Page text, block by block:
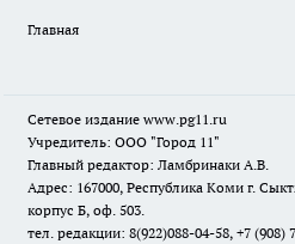
Главная
Сетевое издание www.pg11.ru
Учредитель: ООО "Город 11"
Главный редактор: Ламбринаки А.В.
Адрес: 167000, Республика Коми г.
корпус Б, оф. 503.
тел. редакции: 8(922)088-04-58, +7 (908)